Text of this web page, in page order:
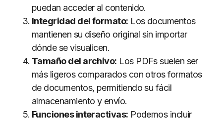
puedan acceder al contenido.
Integridad del formato: Los documentos
mantienen su diseño original sin importar
dónde se visualicen.
Tamaño del archivo: Los PDFs suelen ser
más ligeros comparados con otros formatos
de documentos, permitiendo su fácil
almacenamiento y envío.
Funciones interactivas: Podemos incluir